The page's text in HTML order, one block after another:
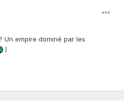
Un empire dominé par les
)